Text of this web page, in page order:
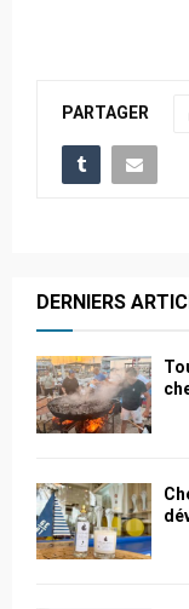
PARTAGER
DERNIERS